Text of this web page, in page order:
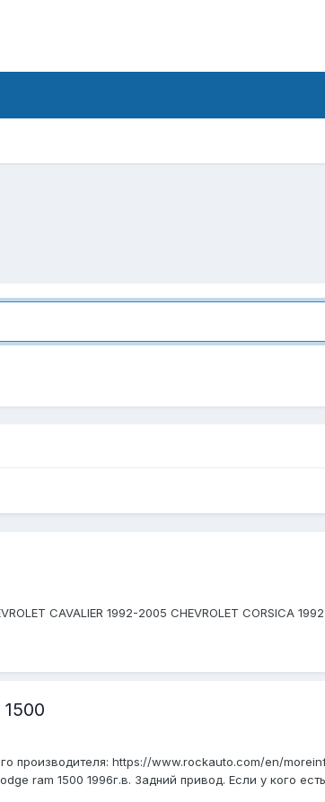
CAVALIER 1992-2005 CHEVROLET CORSICA
https://www.rockauto.com/en/
ram 1500 1996г.в. Задний привод. Если у кого